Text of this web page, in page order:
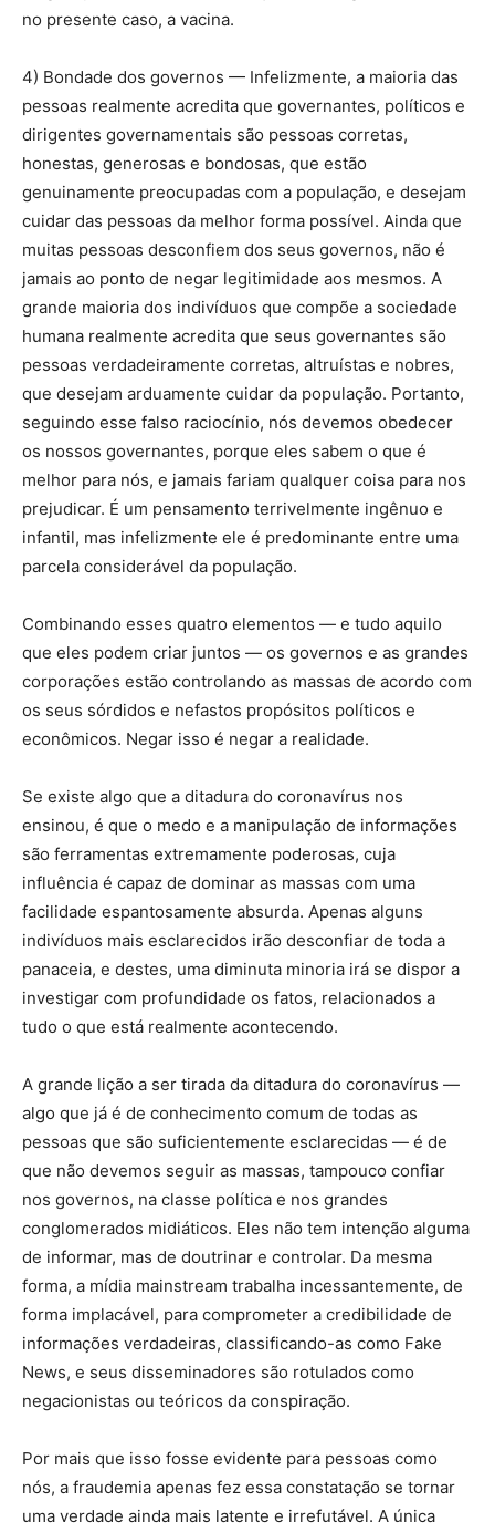
no presente caso, a vacina.
4) Bondade dos governos — Infelizmente, a maioria das
pessoas realmente acredita que governantes, políticos e
dirigentes governamentais são pessoas corretas,
honestas, generosas e bondosas, que estão
genuinamente preocupadas com a população, e desejam
cuidar das pessoas da melhor forma possível. Ainda que
muitas pessoas desconfiem dos seus governos, não é
jamais ao ponto de negar legitimidade aos mesmos. A
grande maioria dos indivíduos que compõe a sociedade
humana realmente acredita que seus governantes são
pessoas verdadeiramente corretas, altruístas e nobres,
que desejam arduamente cuidar da população. Portanto,
seguindo esse falso raciocínio, nós devemos obedecer
os nossos governantes, porque eles sabem o que é
melhor para nós, e jamais fariam qualquer coisa para nos
prejudicar. É um pensamento terrivelmente ingênuo e
infantil, mas infelizmente ele é predominante entre uma
parcela considerável da população.
Combinando esses quatro elementos — e tudo aquilo
que eles podem criar juntos — os governos e as grandes
corporações estão controlando as massas de acordo com
os seus sórdidos e nefastos propósitos políticos e
econômicos. Negar isso é negar a realidade.
Se existe algo que a ditadura do coronavírus nos
ensinou, é que o medo e a manipulação de informações
são ferramentas extremamente poderosas, cuja
influência é capaz de dominar as massas com uma
facilidade espantosamente absurda. Apenas alguns
indivíduos mais esclarecidos irão desconfiar de toda a
panaceia, e destes, uma diminuta minoria irá se dispor a
investigar com profundidade os fatos, relacionados a
tudo o que está realmente acontecendo.
A grande lição a ser tirada da ditadura do coronavírus —
algo que já é de conhecimento comum de todas as
pessoas que são suficientemente esclarecidas — é de
que não devemos seguir as massas, tampouco confiar
nos governos, na classe política e nos grandes
conglomerados midiáticos. Eles não tem intenção alguma
de informar, mas de doutrinar e controlar. Da mesma
forma, a mídia mainstream trabalha incessantemente, de
forma implacável, para comprometer a credibilidade de
informações verdadeiras, classificando-as como Fake
News, e seus disseminadores são rotulados como
negacionistas ou teóricos da conspiração.
Por mais que isso fosse evidente para pessoas como
nós, a fraudemia apenas fez essa constatação se tornar
uma verdade ainda mais latente e irrefutável. A única